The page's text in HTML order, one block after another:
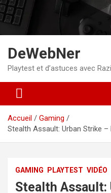
Aller
au
contenu
DeWebNer
Playtest et d’astuces avec
Accueil
Gaming
Stealth Assault: Urban Strike
GAMING PLAYTEST VIDÉO
Stealth Assault: